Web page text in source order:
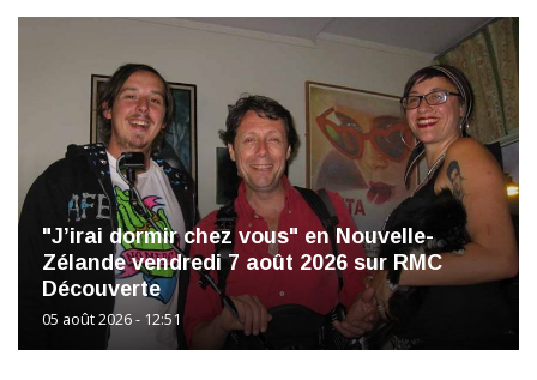
"J’irai dormir chez vous" en Nouvelle-
Zélande vendredi 7 août 2026 sur RMC
Découverte
05 août 2026 - 12:51